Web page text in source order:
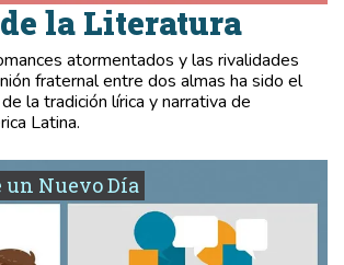
la Literatura
atormentados y las rivalidades
fraternal entre dos almas ha sido el
la tradición lírica y narrativa de
Latina.
un Nuevo Día